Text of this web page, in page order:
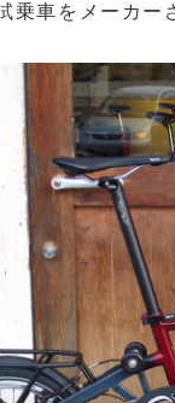
車をメーカー